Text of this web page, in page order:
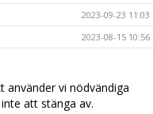
2023-09-23 11:03
2023-08-15 10:56
2023-03-16 15:20
2023-02-03 16:13
använder vi nödvändiga
att stänga av.